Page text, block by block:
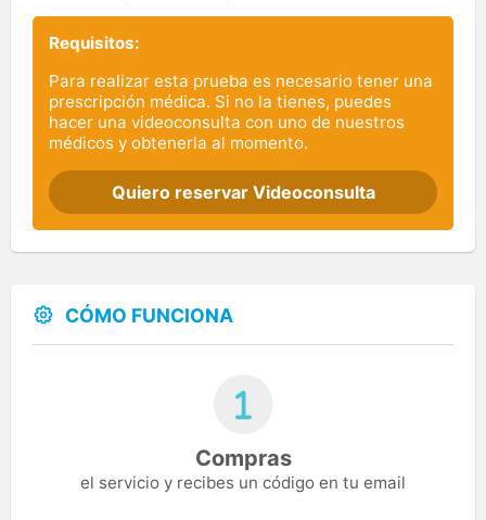
Requisitos:
Para realizar esta prueba es necesario tener una
prescripción médica. Si no la tienes, puedes
hacer una videoconsulta con uno de nuestros
médicos y obtenerla al momento.
Quiero reservar Videoconsulta
CÓMO FUNCIONA
Compras
el servicio y recibes un código en tu email